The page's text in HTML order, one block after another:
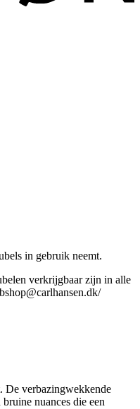
in gebruik neemt.
verkrijgbaar zijn in alle
De verbazingwekkende
nuances die een